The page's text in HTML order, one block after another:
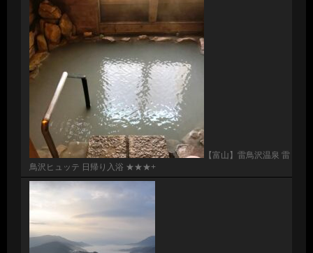
【富山】雷鳥沢温泉 雷
鳥沢ヒュッテ 日帰り入浴 ★★★+